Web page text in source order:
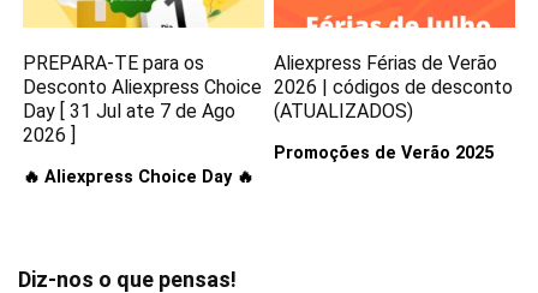
PREPARA-TE para os
Desconto Aliexpress Choice
Day [ 31 Jul ate 7 de Ago
2026 ]
🔥 Aliexpress Choice Day 🔥
Aliexpress Férias de Verão
2026 | códigos de desconto
(ATUALIZADOS)
Promoções de Verão 2025
Diz-nos o que pensas!